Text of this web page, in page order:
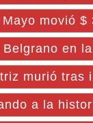
movió $
en
murió tras
a la